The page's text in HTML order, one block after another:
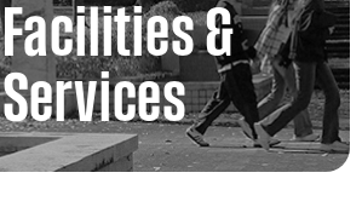
Facilities &
Services